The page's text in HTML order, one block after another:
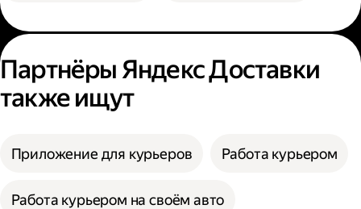
Партнёры Яндекс Доставки
также ищут
Приложение для курьеров Работа курьером
Работа курьером на своём авто